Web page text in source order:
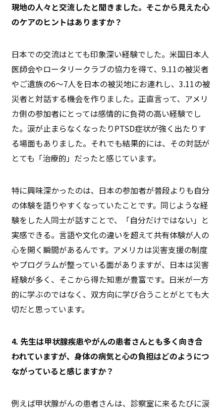
現地の人々と交流したと聞きました。そこから見えた心
のケアのヒントはありますか？
日本での交流はとても印象深い経験でした。米国日本人
医師会やロータリークラブの協力を得て、9.11の被災者
やご遺族の6〜7人を日本の被災地にお連れし、3.11の被
災者と対話する機会を作りました。正直言って、アメリ
カ側の参加者にとっては感情的に負荷の高い経験でし
た。涙が止まらなくなったりPTSD症状が強く出たりす
る場面もありました。それでも結果的には、その対話が
とても「治療的」だったと感じています。
特に興味深かったのは、日本の参加者が普段よりも自分
の体験を語りやすくなっていたことです。同じような経
験をした人同士が話すことで、「自分だけではない」と
実感できる。言語や文化の違いを超えて共有体験が人の
心を開く瞬間があるんです。アメリカは災害支援の制度
やプログラムが整っている面がありますが、日本は災害
経験が多く、そこから得た知恵が豊富です。日米が一方
的に学ぶのではなく、双方向に学び合うことがとても大
切だと思っています。
4. 先生は甲状腺疾患やがんの患者さんとも多く向き合
われていますが、身体の病気と心の負担はどのようにつ
ながっていると感じますか？
例えば甲状腺がんの患者さんは、診察室に来るたびに涙